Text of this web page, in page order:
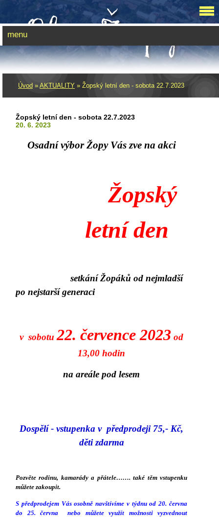
Úvod » AKTUALITY » Žopský letní den - sobota 22.7.2023
Žopský letní den - sobota 22.7.2023
20. 6. 2023
Osadní výbor Žopy Vás zve na akci
Žopský
letní den
setkání Žopáků od nejmladší
po nejstarší generaci
v sobotu22. července 2023 od
13,00 hodin
na areále pod lesem
Dospělí - vstupenka v předprodeji 75,- Kč,
děti zdarma
Pozvěte rodinu, kamarády a přátele……. také těm vstupenku
můžete zakoupit.
S předprodejem Vás osobně navštívíme v týdnu od 20. června
do 25. června nebo můžete využít možnosti vyzvednout
menu